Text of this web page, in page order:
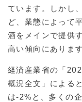
ています。しかし
ど、業態によって
酒をメインで提供
高い傾向にあります
経済産業省の「
概況全文」による
は-2%と、多くの